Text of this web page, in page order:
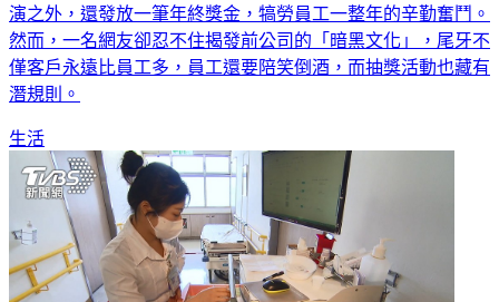
演之外，還發放一筆年終獎金，犒勞員工一整年的辛勤奮鬥。
然而，一名網友卻忍不住揭發前公司的「暗黑文化」，尾牙不
僅客戶永遠比員工多，員工還要陪笑倒酒，而抽獎活動也藏有
潛規則。
生活